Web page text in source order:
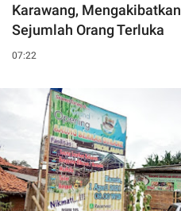
Karawang, Mengakibatkan
Sejumlah Orang Terluka
07:22